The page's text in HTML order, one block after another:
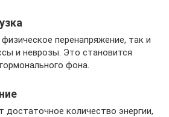
перенапряжение, так и
и неврозы. Это становится
фона.
достаточное количество энергии,